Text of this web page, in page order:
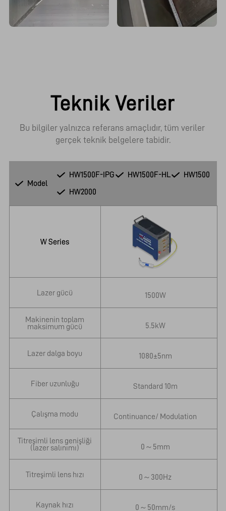
Teknik Veriler
Bu bilgiler yalnızca referans amaçlıdır, tüm veriler
gerçek teknik belgelere tabidir.
Model
HW1500F-IPG HW1500F-HL HW1500
HW2000
W Series
Lazer gücü
Makinenin toplam
maksimum gücü
Lazer dalga boyu
Fiber uzunluğu
Çalışma modu
Titreşimli lens genişliği
(lazer salınımı)
Titreşimli lens hızı
Kaynak hızı
1500W
5.5kW
1080±5nm
Standard 10m
Continuance/ Modulation
0～5mm
0～300Hz
0～50mm/s